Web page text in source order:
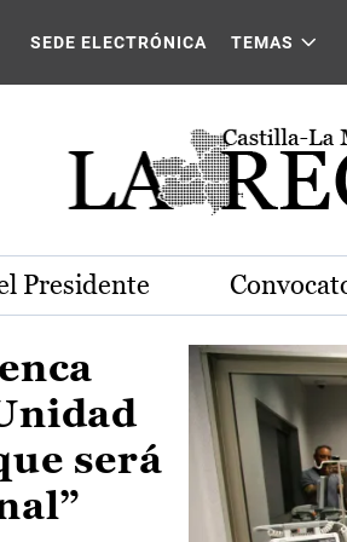
La
SEDE ELECTRÓNICA TEMAS
Presidente
será